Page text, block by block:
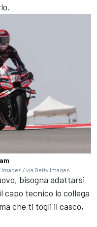
/ via Getty Images
bisogna adattarsi
tecnico lo collega
che ti togli il casco,